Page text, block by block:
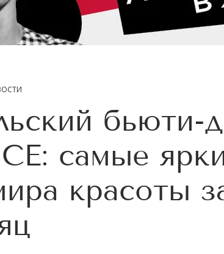
бьюти-
самые
красоты